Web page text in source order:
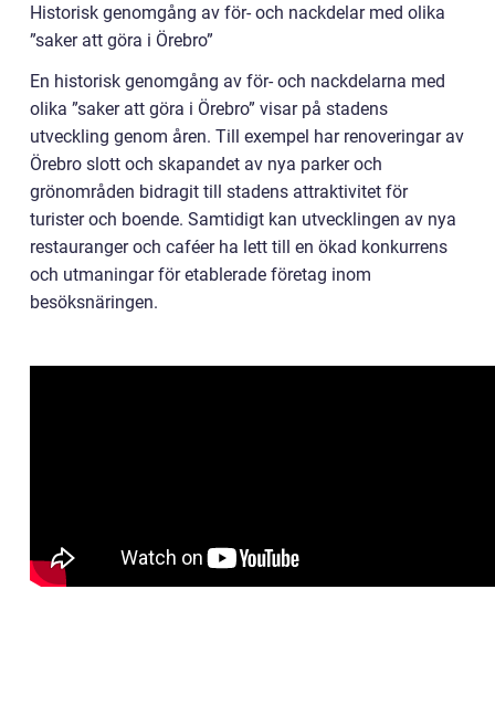
Historisk genomgång av för- och nackdelar med olika
”saker att göra i Örebro”
En historisk genomgång av för- och nackdelarna med
olika ”saker att göra i Örebro” visar på stadens
utveckling genom åren. Till exempel har renoveringar av
Örebro slott och skapandet av nya parker och
grönområden bidragit till stadens attraktivitet för
turister och boende. Samtidigt kan utvecklingen av nya
restauranger och caféer ha lett till en ökad konkurrens
och utmaningar för etablerade företag inom
besöksnäringen.